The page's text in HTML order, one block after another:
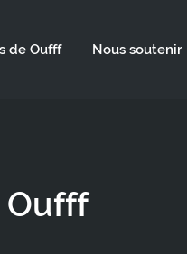
de Oufff Nous soutenir
Oufff